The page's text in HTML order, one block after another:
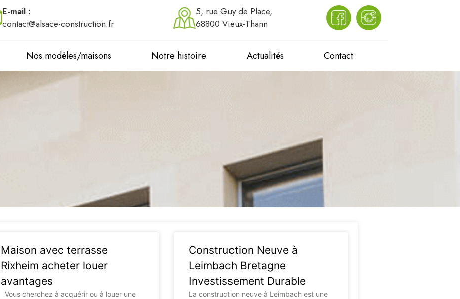
E-mail :
contact@alsace-construction.fr
5, rue Guy de Place,
68800 Vieux-Thann
Nos modèles/maisons Notre histoire Actualités Contact
Maison avec terrasse
Rixheim acheter louer
avantages
Vous cherchez à acquérir ou à louer une
Construction Neuve à
Leimbach Bretagne
Investissement Durable
La construction neuve à Leimbach est une